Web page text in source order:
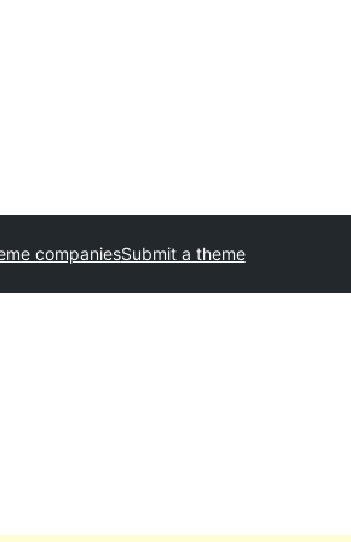
Submit a theme
companies